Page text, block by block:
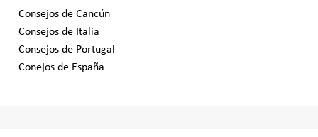
Consejos de Cancún
Consejos de Italia
Consejos de Portugal
Conejos de España